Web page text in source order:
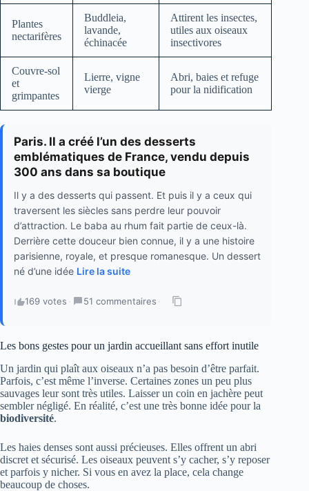
Plantes
nectarifères
Buddleia,
lavande,
échinacée
Attirent les insectes,
utiles aux oiseaux
insectivores
Couvre-sol
et
grimpantes
Lierre, vigne
vierge
Abri, baies et refuge
pour la nidification
Paris. Il a créé l’un des desserts
emblématiques de France, vendu depuis
300 ans dans sa boutique
Il y a des desserts qui passent. Et puis il y a ceux qui
traversent les siècles sans perdre leur pouvoir
d’attraction. Le baba au rhum fait partie de ceux-là.
Derrière cette douceur bien connue, il y a une histoire
parisienne, royale, et presque romanesque. Un dessert
né d’une idée Lire la suite
169 votes · 51 commentaires ·
Les bons gestes pour un jardin accueillant sans effort inutile
Un jardin qui plaît aux oiseaux n’a pas besoin d’être parfait.
Parfois, c’est même l’inverse. Certaines zones un peu plus
sauvages leur sont très utiles. Laisser un coin en jachère peut
sembler négligé. En réalité, c’est une très bonne idée pour la
biodiversité.
Les haies denses sont aussi précieuses. Elles offrent un abri
discret et sécurisé. Les oiseaux peuvent s’y cacher, s’y reposer
et parfois y nicher. Si vous en avez la place, cela change
beaucoup de choses.